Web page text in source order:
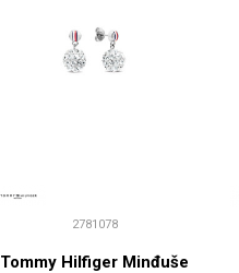
2781078
Tommy Hilfiger Minđuše